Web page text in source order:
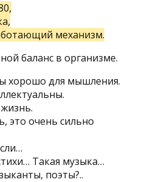
механизм.
баланс в организме.
хорошо для мышления.
это очень сильно
Такая музыка…
поэты?..